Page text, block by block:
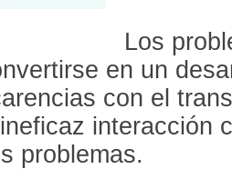
Los
en un
con el
interacción
problemas.